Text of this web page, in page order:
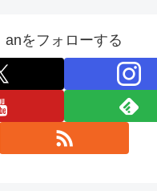
anをフォローする